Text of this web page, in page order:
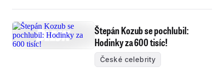
Štepán Kozub se pochlubil:
Hodinky za 600 tisíc!
České celebrity